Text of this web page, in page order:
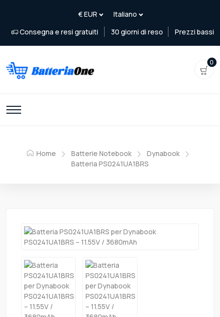
Consegna e resi gratuiti 30 giorni di reso Prezzi bassi
0
Home Batterie Notebook
Dynabook
Batteria PS0241UA1BRS